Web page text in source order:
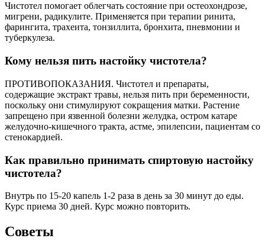
Чистотел помогает облегчать состояние при остеохондрозе,
мигрени, радикулите. Применяется при терапии ринита,
фарингита, трахеита, тонзиллита, бронхита, пневмонии и
туберкулеза.
Кому нельзя пить настойку чистотела?
ПРОТИВОПОКАЗАНИЯ. Чистотел и препараты,
содержащие экстракт травы, нельзя пить при беременности,
поскольку они стимулируют сокращения матки. Растение
запрещено при язвенной болезни желудка, остром катаре
желудочно-кишечного тракта, астме, эпилепсии, пациентам со
стенокардией.
Как правильно принимать спиртовую настойку
чистотела?
Внутрь по 15-20 капель 1-2 раза в день за 30 минут до еды.
Курс приема 30 дней. Курс можно повторить.
Советы